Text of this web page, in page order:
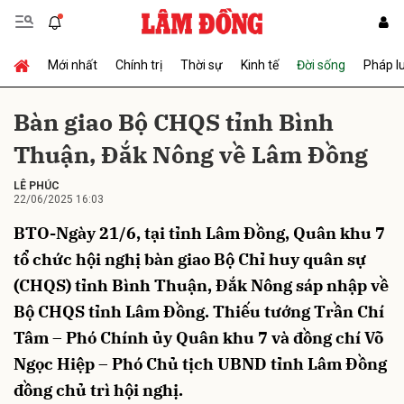
Mới nhất Chính trị Thời sự Kinh tế Đời sống Pháp
Bàn giao Bộ CHQS tỉnh Bình
Thuận, Đắk Nông về Lâm Đồng
LÊ PHÚC
22/06/2025 16:03
BTO-Ngày 21/6, tại tỉnh Lâm Đồng, Quân khu 7
tổ chức hội nghị bàn giao Bộ Chỉ huy quân sự
(CHQS) tỉnh Bình Thuận, Đắk Nông sáp nhập về
Bộ CHQS tỉnh Lâm Đồng. Thiếu tướng Trần Chí
Tâm – Phó Chính ủy Quân khu 7 và đồng chí Võ
Ngọc Hiệp – Phó Chủ tịch UBND tỉnh Lâm Đồng
đồng chủ trì hội nghị.
Gửi bình luận
Gửi